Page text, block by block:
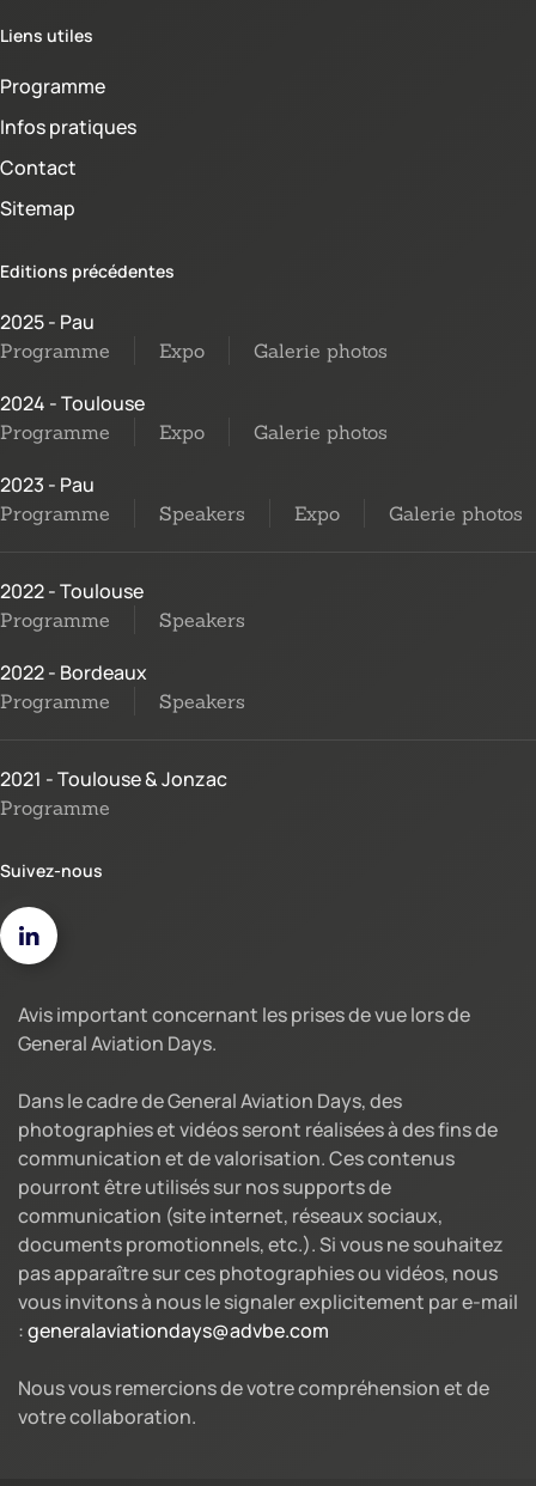
Liens utiles
Programme
Infos pratiques
Contact
Sitemap
Editions précédentes
2025 - Pau
Programme Expo Galerie photos
2024 - Toulouse
Programme Expo Galerie photos
2023 - Pau
Programme Speakers Expo Galerie photos
2022 - Toulouse
Programme Speakers
2022 - Bordeaux
Programme Speakers
2021 - Toulouse & Jonzac
Programme
Suivez-nous
Avis important concernant les prises de vue lors de
General Aviation Days.
Dans le cadre de General Aviation Days, des
photographies et vidéos seront réalisées à des fins de
communication et de valorisation. Ces contenus
pourront être utilisés sur nos supports de
communication (site internet, réseaux sociaux,
documents promotionnels, etc.). Si vous ne souhaitez
pas apparaître sur ces photographies ou vidéos, nous
vous invitons à nous le signaler explicitement par e-mail
:generalaviationdays@advbe.com
Nous vous remercions de votre compréhension et de
votre collaboration.